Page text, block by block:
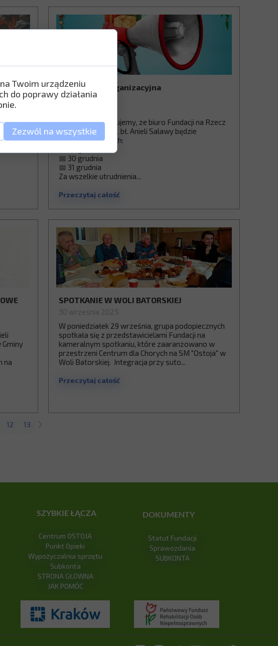
ℹ️ Informacja organizacyjna
21 grudnia 2025
Uprzejmie informujemy, że biuro Fundacji na Rzecz
Chorych na SM im. bł. Anieli Salawy będzie
nieczynne w dniach:
📅 30 grudnia
📅 31 grudnia
Za wszelkie utrudnienia...
Przeczytaj całość
na
SPOTKANIE W WOLI BATORSKIEJ
30 września 2025
W poniedziałek 29 września, grupa podopiecznych
spotkała się z przedstawicielami Fundacji na
kameralnym spotkaniu, które zaaranżowano w
przestrzeni Centrum dla Chorych na SM "Ostoja" w
Woli Batorskiej. Integracja przy suto...
Przeczytaj całość
12 13
Centrum OSTOJA
Punkt Opieki
Wypożyczalnia sprzętu
Subkonta
STRONA GŁOWNA
JAK POMÓC
SZYBKIE ŁĄCZA DOKUMENTY
Statut Fundacji
Sprawozdania
SUBKONTA
Twoim urządzeniu
do poprawy działania
Zezwól na wszystkie